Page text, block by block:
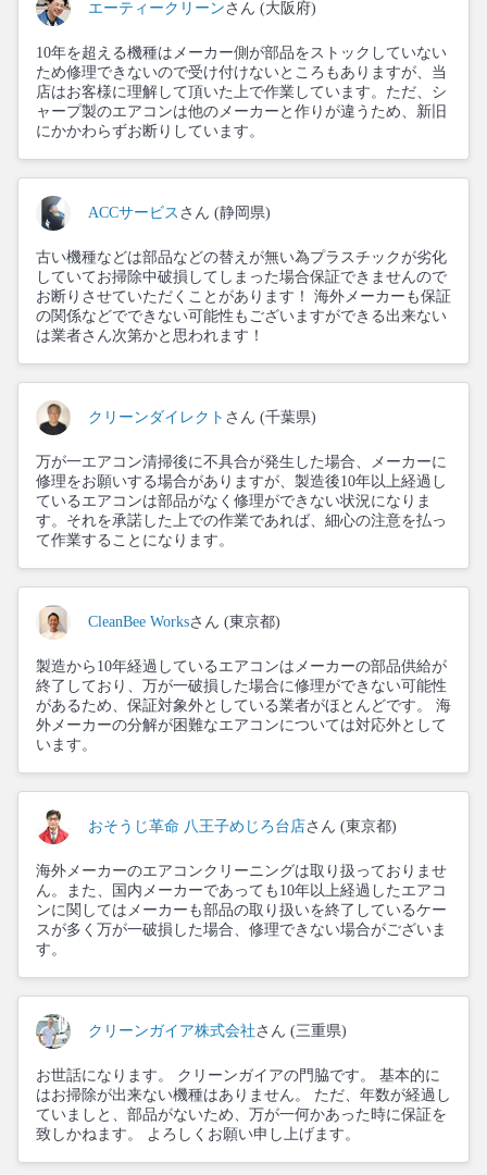
エーティークリーン さん (大阪府)
10年を超える機種はメーカー側が部品をストックしていない
ため修理できないので受け付けないところもありますが、当
店はお客様に理解して頂いた上で作業しています。ただ、シ
ャープ製のエアコンは他のメーカーと作りが違うため、新旧
にかかわらずお断りしています。
ACCサービス さん (静岡県)
古い機種などは部品などの替えが無い為プラスチックが劣化
していてお掃除中破損してしまった場合保証できませんので
お断りさせていただくことがあります！ 海外メーカーも保証
の関係などでできない可能性もございますができる出来ない
は業者さん次第かと思われます！
クリーンダイレクト さん (千葉県)
万が一エアコン清掃後に不具合が発生した場合、メーカーに
修理をお願いする場合がありますが、製造後10年以上経過し
ているエアコンは部品がなく修理ができない状況になりま
す。それを承諾した上での作業であれば、細心の注意を払っ
て作業することになります。
CleanBee Worksさん (東京都)
製造から10年経過しているエアコンはメーカーの部品供給が
終了しており、万が一破損した場合に修理ができない可能性
があるため、保証対象外としている業者がほとんどです。 海
外メーカーの分解が困難なエアコンについては対応外として
います。
おそうじ革命 八王子めじろ台店さん (東京都)
海外メーカーのエアコンクリーニングは取り扱っておりませ
ん。また、国内メーカーであっても10年以上経過したエアコ
ンに関してはメーカーも部品の取り扱いを終了しているケー
スが多く万が一破損した場合、修理できない場合がございま
す。
クリーンガイア株式会社 さん (三重県)
お世話になります。 クリーンガイアの門脇です。 基本的に
はお掃除が出来ない機種はありません。 ただ、年数が経過し
ていましと、部品がないため、万が一何かあった時に保証を
致しかねます。 よろしくお願い申し上げます。